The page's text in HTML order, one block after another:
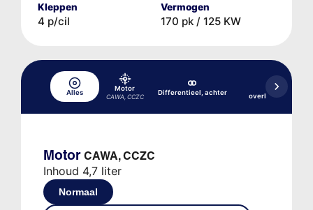
Kleppen
4 p/cil
Vermogen
170 pk / 125 KW
Alles
Motor
CAWA, CCZC
Differentieel, achter
Haakse
overbrenging/
Motor CAWA, CCZC
Inhoud 4,7 liter
Normaal